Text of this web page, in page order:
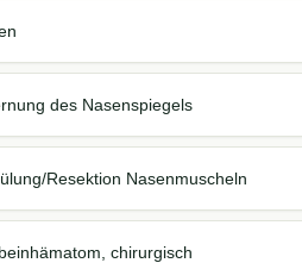
des Nasenspiegels
Resektion Nasenmuscheln
chirurgisch